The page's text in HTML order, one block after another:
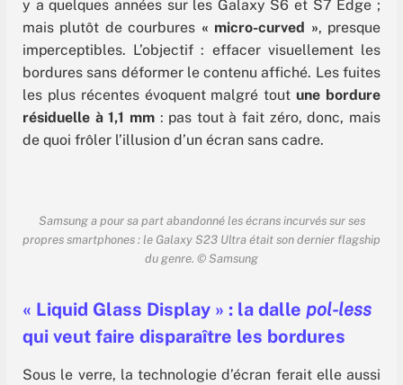
y a quelques années sur les Galaxy S6 et S7 Edge ;
mais plutôt de courbures « micro-curved », presque
imperceptibles. L’objectif : effacer visuellement les
bordures sans déformer le contenu affiché. Les fuites
les plus récentes évoquent malgré tout une bordure
résiduelle à 1,1 mm: pas tout à fait zéro, donc, mais
de quoi frôler l’illusion d’un écran sans cadre.
Samsung a pour sa part abandonné les écrans incurvés sur ses
propres smartphones : le Galaxy S23 Ultra était son dernier flagship
du genre. © Samsung
« Liquid Glass Display » : la dalle pol-less
qui veut faire disparaître les bordures
Sous le verre, la technologie d’écran ferait elle aussi